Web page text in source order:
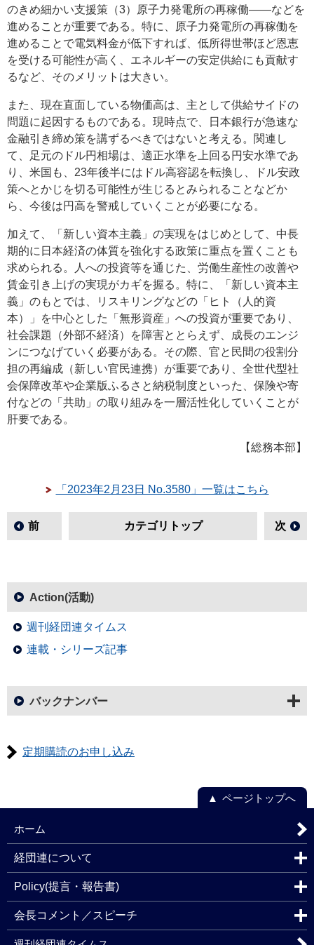
のきめ細かい支援策（3）原子力発電所の再稼働――などを
進めることが重要である。特に、原子力発電所の再稼働を
進めることで電気料金が低下すれば、低所得世帯ほど恩恵
を受ける可能性が高く、エネルギーの安定供給にも貢献す
るなど、そのメリットは大きい。
また、現在直面している物価高は、主として供給サイドの
問題に起因するものである。現時点で、日本銀行が急速な
金融引き締め策を講ずるべきではないと考える。関連し
て、足元のドル円相場は、適正水準を上回る円安水準であ
り、米国も、23年後半にはドル高容認を転換し、ドル安政
策へとかじを切る可能性が生じるとみられることなどか
ら、今後は円高を警戒していくことが必要になる。
加えて、「新しい資本主義」の実現をはじめとして、中長
期的に日本経済の体質を強化する政策に重点を置くことも
求められる。人への投資等を通じた、労働生産性の改善や
賃金引き上げの実現がカギを握る。特に、「新しい資本主
義」のもとでは、リスキリングなどの「ヒト（人的資
本）」を中心とした「無形資産」への投資が重要であり、
社会課題（外部不経済）を障害ととらえず、成長のエンジ
ンにつなげていく必要がある。その際、官と民間の役割分
担の再編成（新しい官民連携）が重要であり、全世代型社
会保障改革や企業版ふるさと納税制度といった、保険や寄
付などの「共助」の取り組みを一層活性化していくことが
肝要である。
【総務本部】
「2023年2月23日 No.3580」一覧はこちら
前 カテゴリトップ 次
Action(活動)
週刊経団連タイムス
連載・シリーズ記事
バックナンバー
定期購読のお申し込み
ページトップへ
ホーム
経団連について
Policy(提言・報告書)
会長コメント／スピーチ